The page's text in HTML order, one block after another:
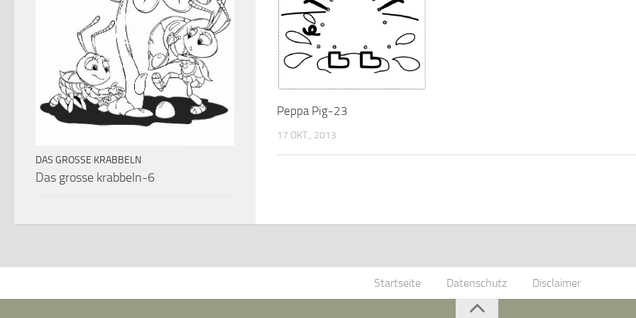
Peppa Pig-23
17 OKT., 2013
DAS GROSSE KRABBELN
Das grosse krabbeln-6
Startseite Datenschutz Disclaimer